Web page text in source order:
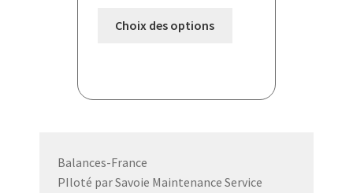
Choix des options
variations.
être
Balances-France
PIloté par Savoie Maintenance Service